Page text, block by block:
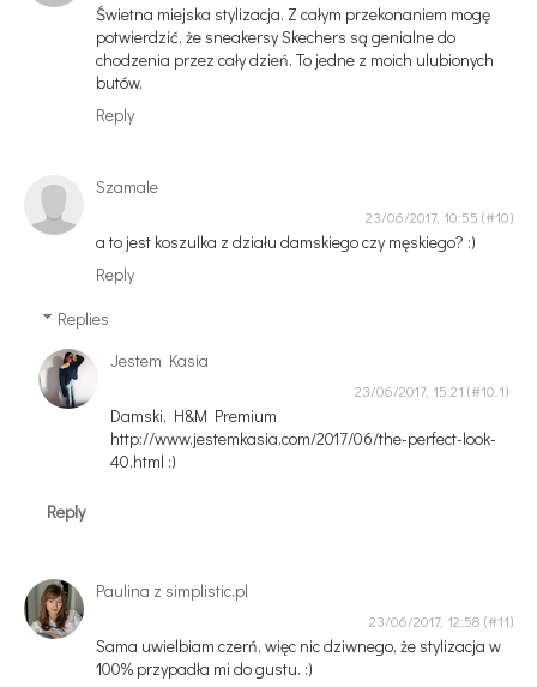
Świetna miejska stylizacja. Z całym przekonaniem mogę
potwierdzić, że sneakersy Skechers są genialne do
chodzenia przez cały dzień. To jedne z moich ulubionych
butów.
Reply
Szamale
23/06/2017, 10:55
a to jest koszulka z działu damskiego czy męskiego? :)
Reply
Replies
Jestem Kasia
23/06/2017, 15:21
Damski, H&M Premium
http://www.jestemkasia.com/2017/06/the-perfect-look-
40.html :)
Reply
Paulina z simplistic.pl
23/06/2017, 12:58
Sama uwielbiam czerń, więc nic dziwnego, że stylizacja w
100% przypadła mi do gustu. :)